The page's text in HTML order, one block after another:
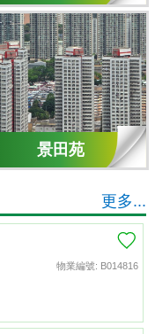
景田苑
更多...
物業編號: B014816